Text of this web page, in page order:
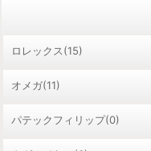
ロレックス(15)
オメガ(11)
パテックフィリップ(0)